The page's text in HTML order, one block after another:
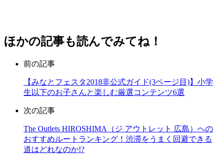
ほかの記事も読んでみてね！
前の記事
【みなとフェスタ2018非公式ガイド(3ページ目)】小学
生以下のお子さんと楽しむ厳選コンテンツ6選
次の記事
The Outlets HIROSHIMA（ジ アウトレット 広島）への
おすすめルートランキング！渋滞をうまく回避できる
道はどれなのか!?